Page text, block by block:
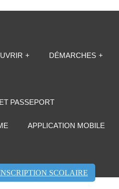
DÉMARCHES
PASSEPORT
APPLICATION MOBILE
SCOLAIRE